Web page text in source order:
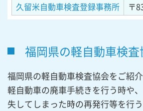
久留米自動車検査登録事務所
〒
福岡県の軽自動車検査
福岡県の軽自動車検査協会をご紹
軽自動車の廃車手続きを行う時や
失してしまった時の再発行等を行